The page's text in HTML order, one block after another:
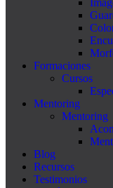
Formaciones
Cursos
Mentoring
Mentoring
Blog
Recursos
Testimonios